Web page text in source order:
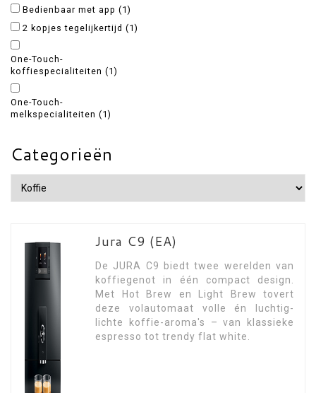
Bedienbaar met app (1)
2 kopjes tegelijkertijd (1)
One-Touch-
koffiespecialiteiten (1)
One-Touch-
melkspecialiteiten (1)
Categorieën
Jura C9 (EA)
De JURA C9 biedt twee werelden van
koffiegenot in één compact design.
Met Hot Brew en Light Brew tovert
deze volautomaat volle én luchtig-
lichte koffie-aroma's – van klassieke
espresso tot trendy flat white.